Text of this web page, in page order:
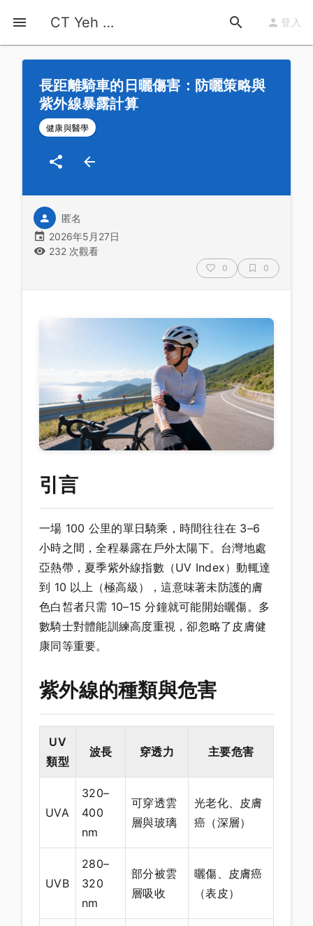
CT Yeh 公路車基地 登入
首頁 運動知識
長距離騎車的日曬傷害：防曬策略與
紫外線暴露計算
健康與醫學
匿名
2026年5月27日
232 次觀看
0 0
引言
一場 100 公里的單日騎乘，時間往往在 3–6
小時之間，全程暴露在戶外太陽下。台灣地處
亞熱帶，夏季紫外線指數（UV Index）動輒達
到 10 以上（極高級），這意味著未防護的膚
色白皙者只需 10–15 分鐘就可能開始曬傷。多
數騎士對體能訓練高度重視，卻忽略了皮膚健
康同等重要。
紫外線的種類與危害
UV
類型
波長 穿透力 主要危害
UVA
320–
400
nm
可穿透雲
層與玻璃
光老化、皮膚
癌（深層）
UVB
280–
320
nm
部分被雲
層吸收
曬傷、皮膚癌
（表皮）